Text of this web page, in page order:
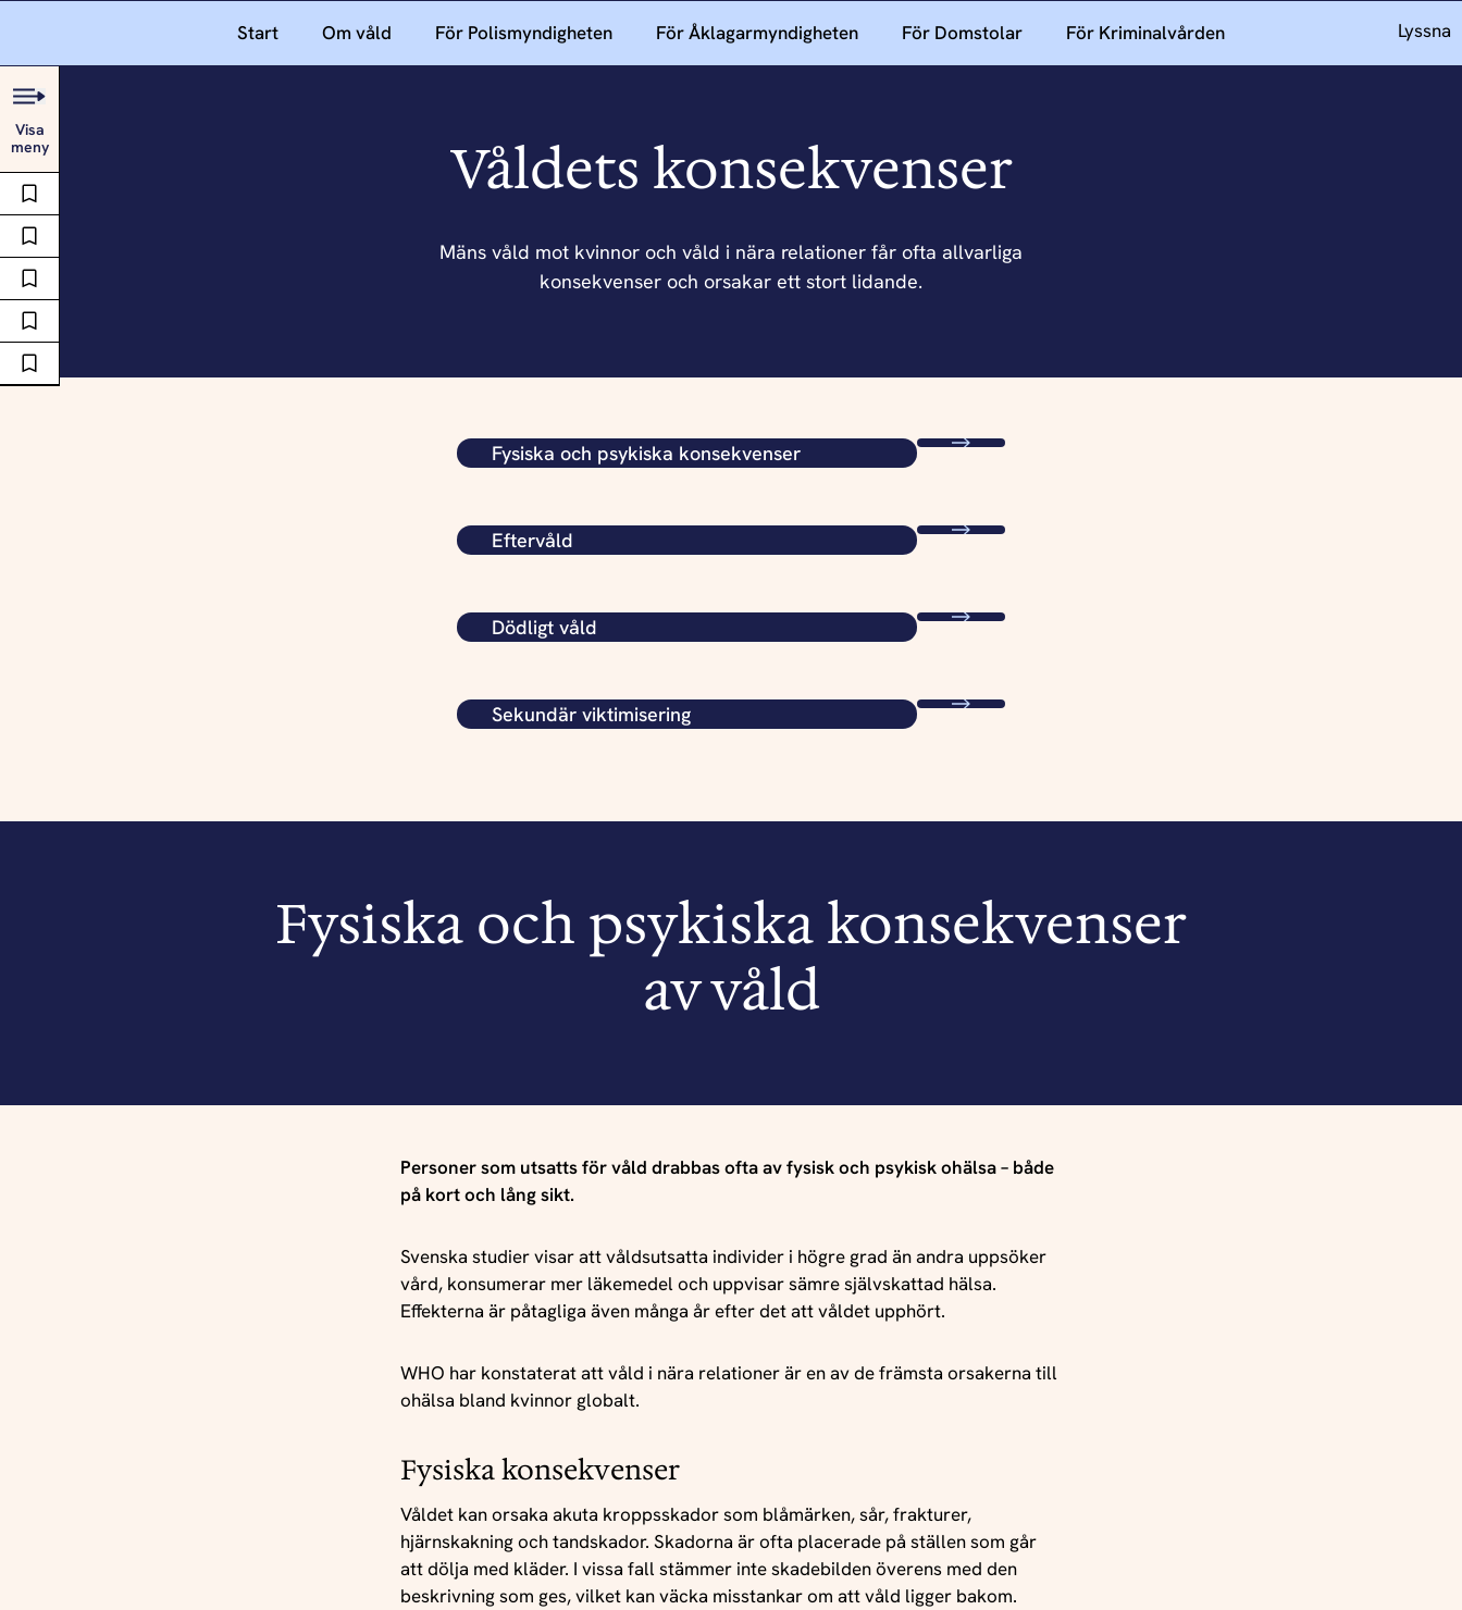
Start Om våld För Polismyndigheten För Åklagarmyndigheten För Domstolar För Kriminalvården
Visa
meny
Lyssna
Våldets konsekvenser
Mäns våld mot kvinnor och våld i nära relationer får ofta allvarliga
konsekvenser och orsakar ett stort lidande.
Fysiska och psykiska konsekvenser
Eftervåld
Dödligt våld
Sekundär viktimisering
Fysiska och psykiska konsekvenser
av våld
Personer som utsatts för våld drabbas ofta av fysisk och psykisk ohälsa – både
på kort och lång sikt.
Svenska studier visar att våldsutsatta individer i högre grad än andra uppsöker
vård, konsumerar mer läkemedel och uppvisar sämre självskattad hälsa.
Effekterna är påtagliga även många år efter det att våldet upphört.
WHO har konstaterat att våld i nära relationer är en av de främsta orsakerna till
ohälsa bland kvinnor globalt.
Fysiska konsekvenser
Våldet kan orsaka akuta kroppsskador som blåmärken, sår, frakturer,
hjärnskakning och tandskador. Skadorna är ofta placerade på ställen som går
att dölja med kläder. I vissa fall stämmer inte skadebilden överens med den
beskrivning som ges, vilket kan väcka misstankar om att våld ligger bakom.